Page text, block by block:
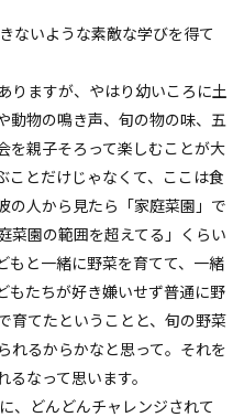
ないような素敵な学びを得て
りますが、やはり幼いころに土
動物の鳴き声、旬の物の味、五
を親子そろって楽しむことが大
ことだけじゃなくて、ここは食
の人から見たら「家庭菜園」で
菜園の範囲を超えてる」くらい
もと一緒に野菜を育てて、一緒
もたちが好き嫌いせず普通に野
育てたということと、旬の野菜
れるからかなと思って。それを
るなって思います。
、どんどんチャレンジされて